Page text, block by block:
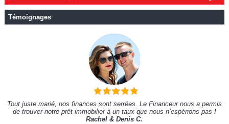
Témoignages
Tout juste marié, nos finances sont serrées. Le Financeur nous a permis
de trouver notre prêt immobilier à un taux que nous n’espérions pas !
Rachel & Denis C.